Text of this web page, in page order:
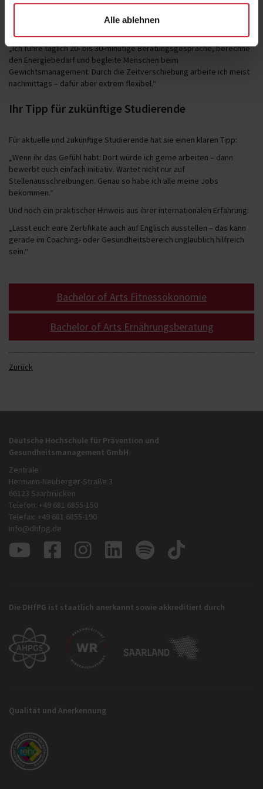
Alle ablehnen
Ihr Arbeitsalltag besteht aus telefonischen Coachings,
„Ich führe täglich 20- bis 30-minütige Beratungsgespräche, berechne
den Energiebedarf und begleite Menschen beim
Gewichtsmanagement. Durch die Zeitverschiebung arbeite ich meist
nachmittags – dafür aber extrem flexibel.“
Ihr Tipp für zukünftige Studierende
Für aktuelle und zukünftige Studierende hat sie einen klaren Tipp:
„Wenn ihr das Gefühl habt: Dort würde ich gerne arbeiten – dann
bewerbt euch einfach initiativ. Wartet nicht nur auf
Stellenausschreibungen. Genau so habe ich alle meine Jobs
bekommen.“
Und noch ein praktischer Hinweis aus ihrer internationalen Erfahrung:
„Lasst euch eure Zertifikate auch auf Englisch ausstellen – das kann
gerade im Coaching- oder Gesundheitsbereich unglaublich hilfreich
sein.“
Bachelor of Arts Fitnessökonomie
Bachelor of Arts Ernährungsberatung
Zurück
Deutsche Hochschule für Prävention und
Gesundheitsmanagement GmbH
Zentrale
Hermann-Neuberger-Straße 3
66123 Saarbrücken
Telefon: +49 681 6855-150
Telefax: +49 681 6855-190
info@dhfpg.de
Die DHfPG ist staatlich anerkannt sowie akkreditiert durch
Qualität und Anerkennung